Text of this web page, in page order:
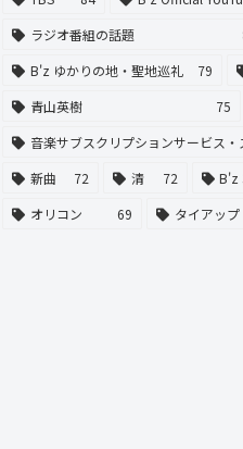
ラジオ番組の話題
B'z ゆかりの地・聖地巡礼
79
青山英樹
75
音楽サブスクリプションサービス
新曲
72 清 72 B'z
オリコン
69 タイアップ